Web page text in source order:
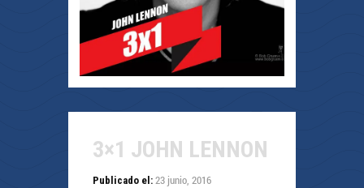
3×1 JOHN LENNON
Publicado el: 23 junio, 2016